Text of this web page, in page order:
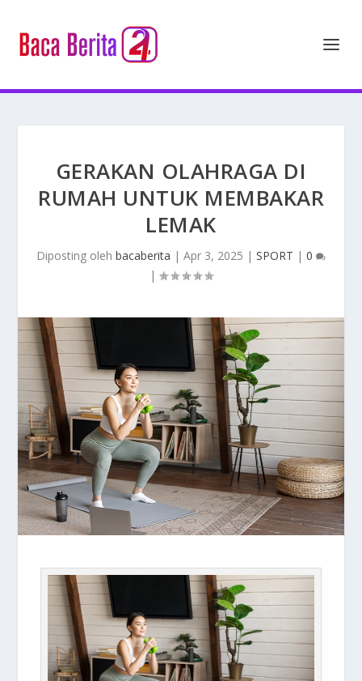
GERAKAN OLAHRAGA DI
RUMAH UNTUK MEMBAKAR
LEMAK
Diposting oleh bacaberita | Apr 3, 2025 | SPORT | 0
|